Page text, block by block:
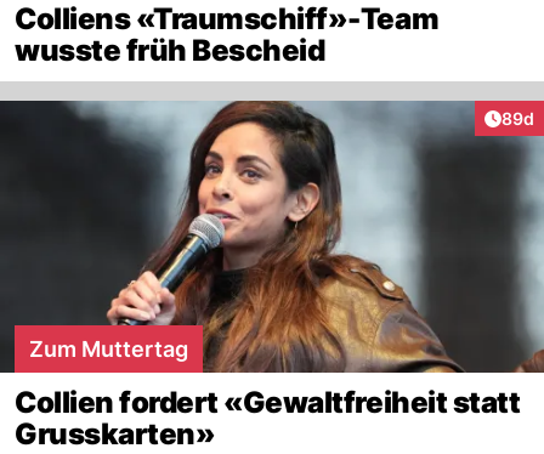
Colliens «Traumschiff»-Team
wusste früh Bescheid
89d
Zum Muttertag
Collien fordert «Gewaltfreiheit statt
Grusskarten»